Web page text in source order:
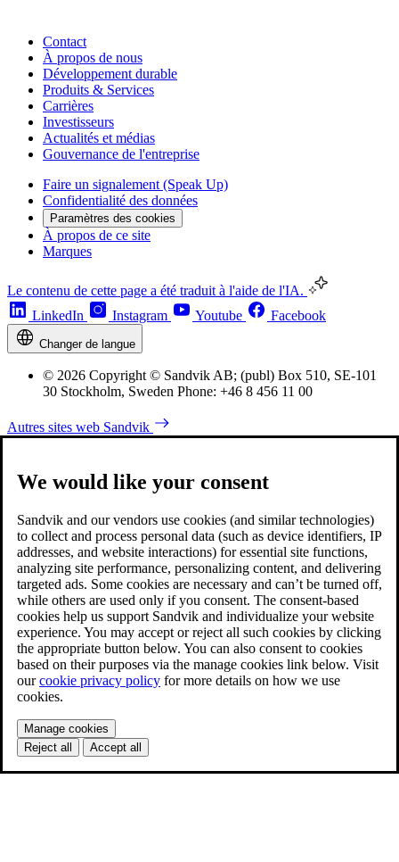
Contact
À propos de nous
Développement durable
Produits & Services
Carrières
Investisseurs
Actualités et médias
Gouvernance de l'entreprise
Faire un signalement (Speak Up)
Confidentialité des données
Paramètres des cookies
À propos de ce site
Marques
Le contenu de cette page a été traduit à l'aide de l'IA.
LinkedIn
Instagram Youtube Facebook
Changer de langue
© 2026 Copyright © Sandvik AB; (publ) Box 510, SE-101
30 Stockholm, Sweden Phone: +46 8 456 11 00
Autres sites web Sandvik
We would like your consent
Sandvik and our vendors use cookies (and similar technologies)
to collect and process personal data (such as device identifiers, IP
addresses, and website interactions) for essential site functions,
analyzing site performance, personalizing content, and delivering
targeted ads. Some cookies are necessary and can’t be turned off,
while others are used only if you consent. The consent-based
cookies help us support Sandvik and individualize your website
experience. You may accept or reject all such cookies by clicking
the appropriate button below. You can also consent to cookies
based on their purposes via the manage cookies link below. Visit
ourcookie privacy policy for more details on how we use
cookies.
Manage cookies
Reject all
Accept all